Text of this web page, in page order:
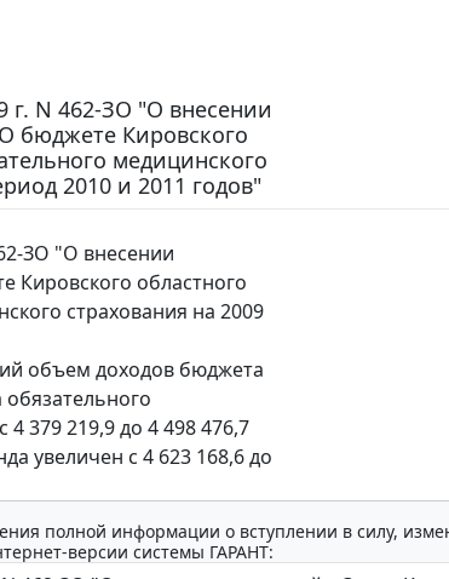
г. N 462-ЗО "О внесении
бюджете Кировского
медицинского
2010 и 2011 годов"
ЗО "О внесении
Кировского областного
страхования на 2009
объем доходов бюджета
379 219,9 до 4 498 476,7
увеличен с 4 623 168,6 до
полной информации о вступлении в силу,
версии системы ГАРАНТ: